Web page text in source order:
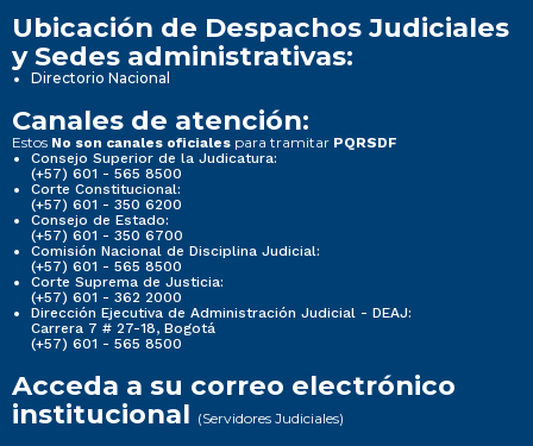
Ubicación de Despachos Judiciales
y Sedes administrativas:
Directorio Nacional
Canales de atención:
Estos No son canales oficiales para tramitar PQRSDF
Consejo Superior de la Judicatura:
(+57) 601 - 565 8500
Corte Constitucional:
(+57) 601 - 350 6200
Consejo de Estado:
(+57) 601 - 350 6700
Comisión Nacional de Disciplina Judicial:
(+57) 601 - 565 8500
Corte Suprema de Justicia:
(+57) 601 - 362 2000
Dirección Ejecutiva de Administración Judicial - DEAJ:
Carrera 7 # 27-18, Bogotá
(+57) 601 - 565 8500
Acceda a su correo electrónico
institucional (Servidores Judiciales)